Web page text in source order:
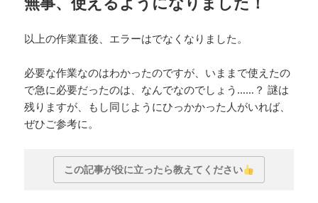
以上の作業直後、エラーはでなくなりました。
必要な作業なのはわかったのですが、いままで使えたの
で急に必要だったのは、なんでなのでしょう……？ 謎は
残りますが、もし同じようにひっかかった人がいれば、
ぜひご参考に。
この記事が役に立ったら教えてください